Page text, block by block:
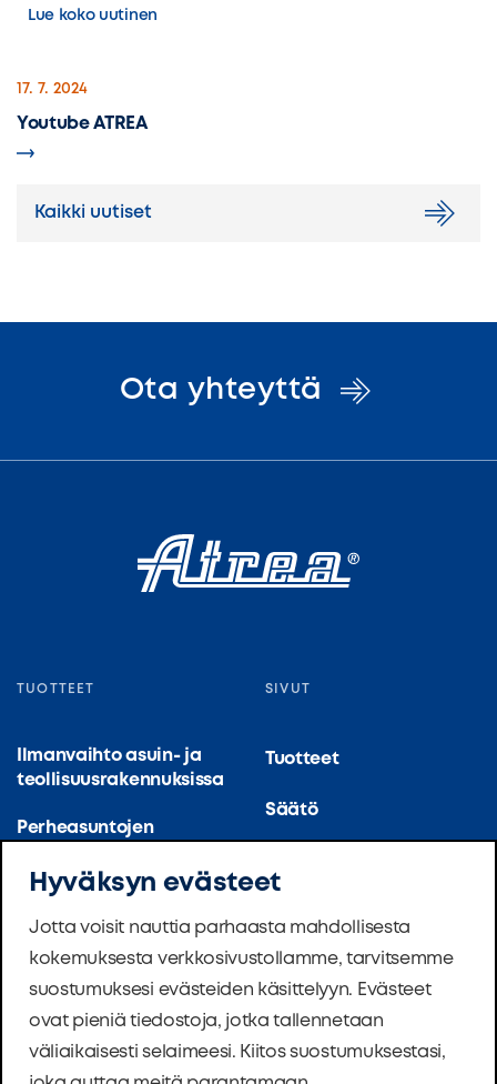
Lue koko uutinen
17. 7. 2024
Youtube ATREA
Kaikki uutiset
Ota yhteyttä
TUOTTEET
Ilmanvaihto asuin- ja
teollisuusrakennuksissa
Perheasuntojen
Ilmanvaihto ja
ilmastointi (suuret)
keittiöt
Asuinrakennusten
ilmanvaihto
Koulujen ilmanvaihto
SIVUT
Tuotteet
Säätö
Uutiset
Ohjelmisto
Hyväksyn evästeet
Jotta voisit nauttia parhaasta mahdollisesta
kokemuksesta verkkosivustollamme, tarvitsemme
suostumuksesi evästeiden käsittelyyn. Evästeet
ovat pieniä tiedostoja, jotka tallennetaan
väliaikaisesti selaimeesi. Kiitos suostumuksestasi,